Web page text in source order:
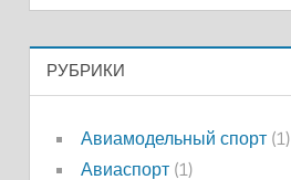
РУБРИКИ
Авиамодельный спорт(1)
Авиаспорт(1)